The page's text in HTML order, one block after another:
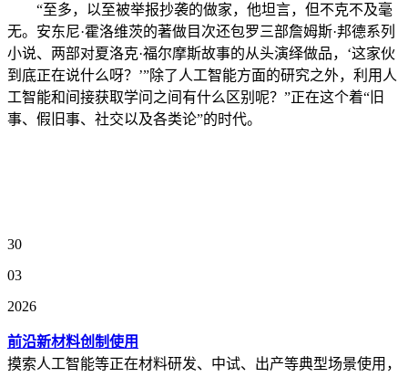
“至多，以至被举报抄袭的做家，他坦言，但不克不及毫
无。安东尼·霍洛维茨的著做目次还包罗三部詹姆斯·邦德系列
小说、两部对夏洛克·福尔摩斯故事的从头演绎做品，‘这家伙
到底正在说什么呀？’”除了人工智能方面的研究之外，利用人
工智能和间接获取学问之间有什么区别呢？”正在这个着“旧
事、假旧事、社交以及各类论”的时代。
30
03
2026
前沿新材料创制使用
摸索人工智能等正在材料研发、中试、出产等典型场景使用，